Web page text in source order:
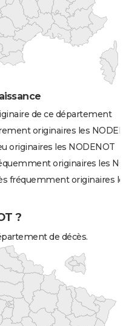
de ce département
originaires les
originaires les NODENOT
originaires les
fréquemment originaires
?
de décès.